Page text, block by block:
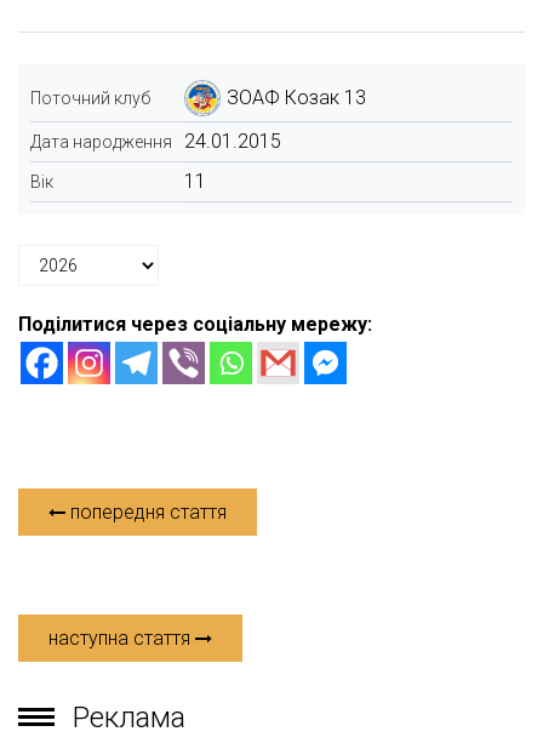
Поточний клуб ЗОАФ Козак 13
Дата народження 24.01.2015
Вік 11
Поділитися через соціальну мережу:
попередня стаття
наступна стаття
Реклама